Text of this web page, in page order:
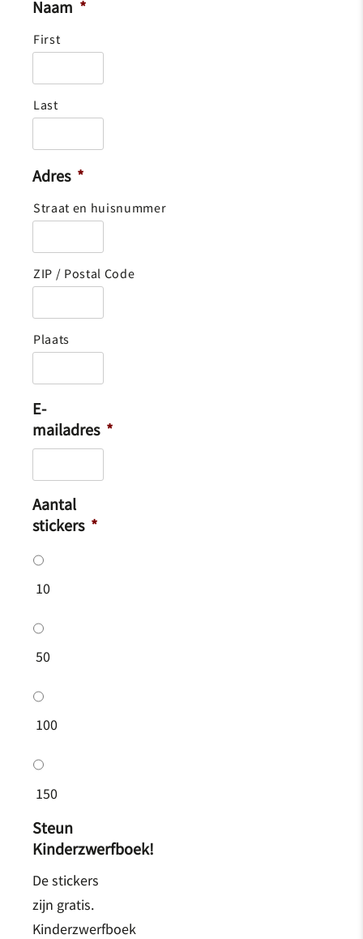
Naam *
First
Last
Adres *
Straat en huisnummer
ZIP / Postal Code
Plaats
E-
mailadres *
Aantal
stickers *
10
50
100
150
Steun
Kinderzwerfboek!
De stickers
zijn gratis.
Kinderzwerfboek